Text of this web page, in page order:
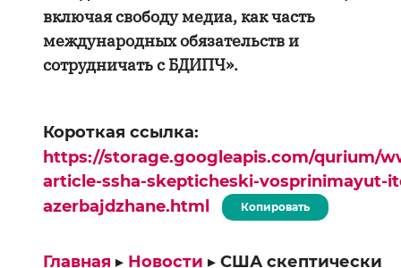
включая свободу медиа, как часть
международных обязательств и
сотрудничать с БДИПЧ».
Короткая ссылка:
https://storage.googleapis.com/qurium/
article-ssha-skepticheski-vosprinimayut-
azerbajdzhane.html
Копировать
Главная ▸ Новости ▸ США скептически